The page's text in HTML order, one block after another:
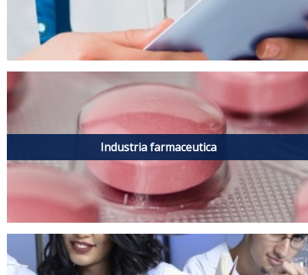
Industria farmaceutica